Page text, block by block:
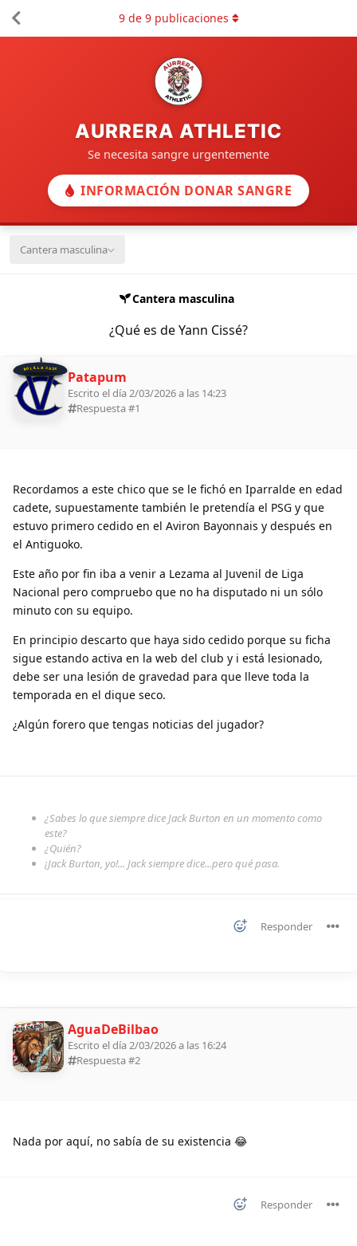
AURRERA ATHLETIC
Se necesita sangre urgentemente
INFORMACIÓN DONAR SANGRE
Cantera masculina
Cantera masculina
¿Qué es de Yann Cissé?
9de 9publicaciones
BOLILLA 2026 Patapum
Escrito el día 2/03/2026 a las 14:23
Respuesta #1
Recordamos a este chico que se le fichó en Iparralde en edad
cadete, supuestamente también le pretendía el PSG y que
estuvo primero cedido en el Aviron Bayonnais y después en
el Antiguoko.
Este año por fin iba a venir a Lezama al Juvenil de Liga
Nacional pero compruebo que no ha disputado ni un sólo
minuto con su equipo.
En principio descarto que haya sido cedido porque su ficha
sigue estando activa en la web del club y i está lesionado,
debe ser una lesión de gravedad para que lleve toda la
temporada en el dique seco.
¿Algún forero que tengas noticias del jugador?
¿Sabes lo que siempre dice Jack Burton en un momento como
este?
¿Quién?
¡Jack Burton, yo!... Jack siempre dice...pero qué pasa.
Responder
AguaDeBilbao
Escrito el día 2/03/2026 a las 16:24
Respuesta #2
Nada por aquí, no sabía de su existencia 😂
Responder